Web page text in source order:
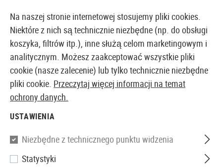
EUROPEJSKI AIRSOFT SKLEP I HURTOWNIA
Strona główna
0.20g Perfect BBs 5000rds
Na naszej stronie internetowej stosujemy pliki cookies.
Niektóre z nich są technicznie niezbędne (np. do obsługi
koszyka, filtrów itp.), inne służą celom marketingowym i
analitycznym. Możesz zaakceptować wszystkie pliki
cookie (nasze zalecenie) lub tylko technicznie niezbędne
pliki cookie. Przeczytaj więcej informacji na temat
ochrony danych.
USTAWIENIA
Niezbędne z technicznego punktu widzenia
Statystyki